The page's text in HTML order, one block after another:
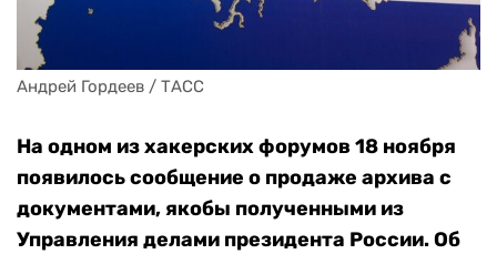
Андрей Гордеев / ТАСС
На одном из хакерских форумов 18 ноября
появилось сообщение о продаже архива с
документами, якобы полученными из
Управления делами президента России. Об